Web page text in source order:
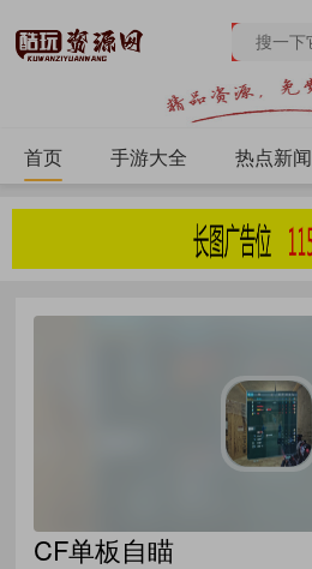
首页 手游大全 热点新闻
CF单板自瞄